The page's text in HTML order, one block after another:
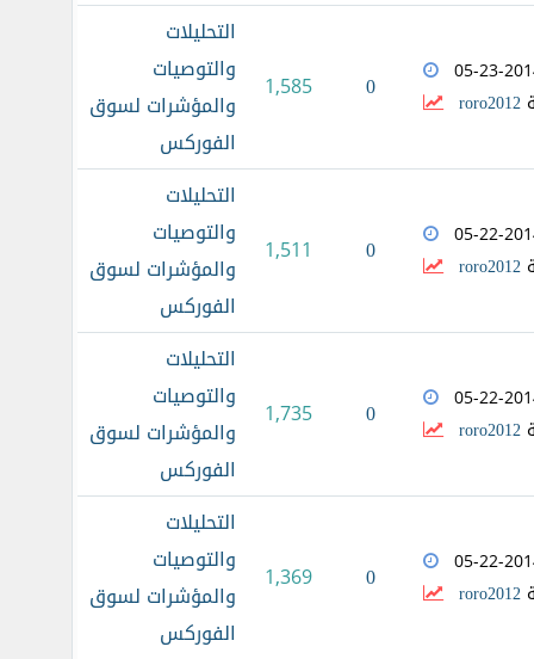
05-23-
roro2012
0
1,585
التحليلات
والتوصيات
والمؤشرات لسوق
الفوركس
05-22-
roro2012
0
1,511
التحليلات
والتوصيات
والمؤشرات لسوق
الفوركس
05-22-
roro2012
0
1,735
التحليلات
والتوصيات
والمؤشرات لسوق
الفوركس
05-22-
roro2012
0
1,369
التحليلات
والتوصيات
والمؤشرات لسوق
الفوركس